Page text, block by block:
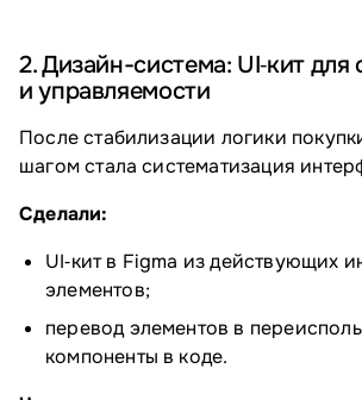
2. Дизайн-система: UI‑кит для
и управляемости
После стабилизации логики
шагом стала систематизация
Сделали:
UI‑кит в Figma из действующих
элементов;
перевод элементов в
компоненты в коде.